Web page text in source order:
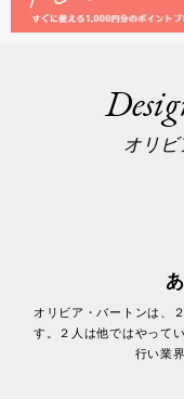
オリ
オリビア・バートンは、
す。２人は他ではやって
行い業